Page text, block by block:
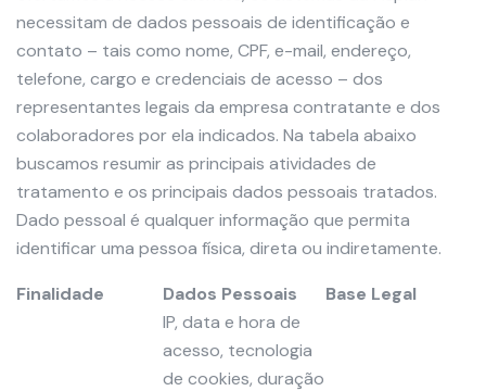
necessitam de dados pessoais de identificação e
contato – tais como nome, CPF, e-mail, endereço,
telefone, cargo e credenciais de acesso – dos
representantes legais da empresa contratante e dos
colaboradores por ela indicados. Na tabela abaixo
buscamos resumir as principais atividades de
tratamento e os principais dados pessoais tratados.
Dado pessoal é qualquer informação que permita
identificar uma pessoa física, direta ou indiretamente.
Finalidade
Dados Pessoais Base Legal
IP, data e hora de
acesso, tecnologia
de cookies, duração